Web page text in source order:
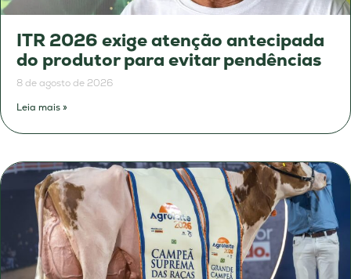
ITR 2026 exige atenção antecipada
do produtor para evitar pendências
8 de agosto de 2026
Leia mais »